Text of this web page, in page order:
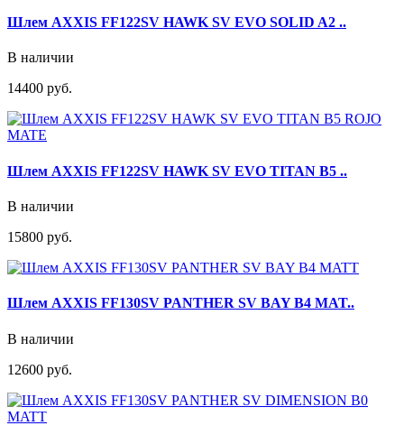
Шлем AXXIS FF122SV HAWK SV EVO SOLID A2 ..
В наличии
14400 руб.
Шлем AXXIS FF122SV HAWK SV EVO TITAN B5 ..
В наличии
15800 руб.
Шлем AXXIS FF130SV PANTHER SV BAY B4 MAT..
В наличии
12600 руб.